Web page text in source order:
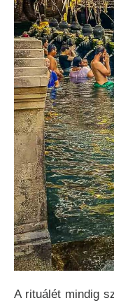
A rituálét mindig